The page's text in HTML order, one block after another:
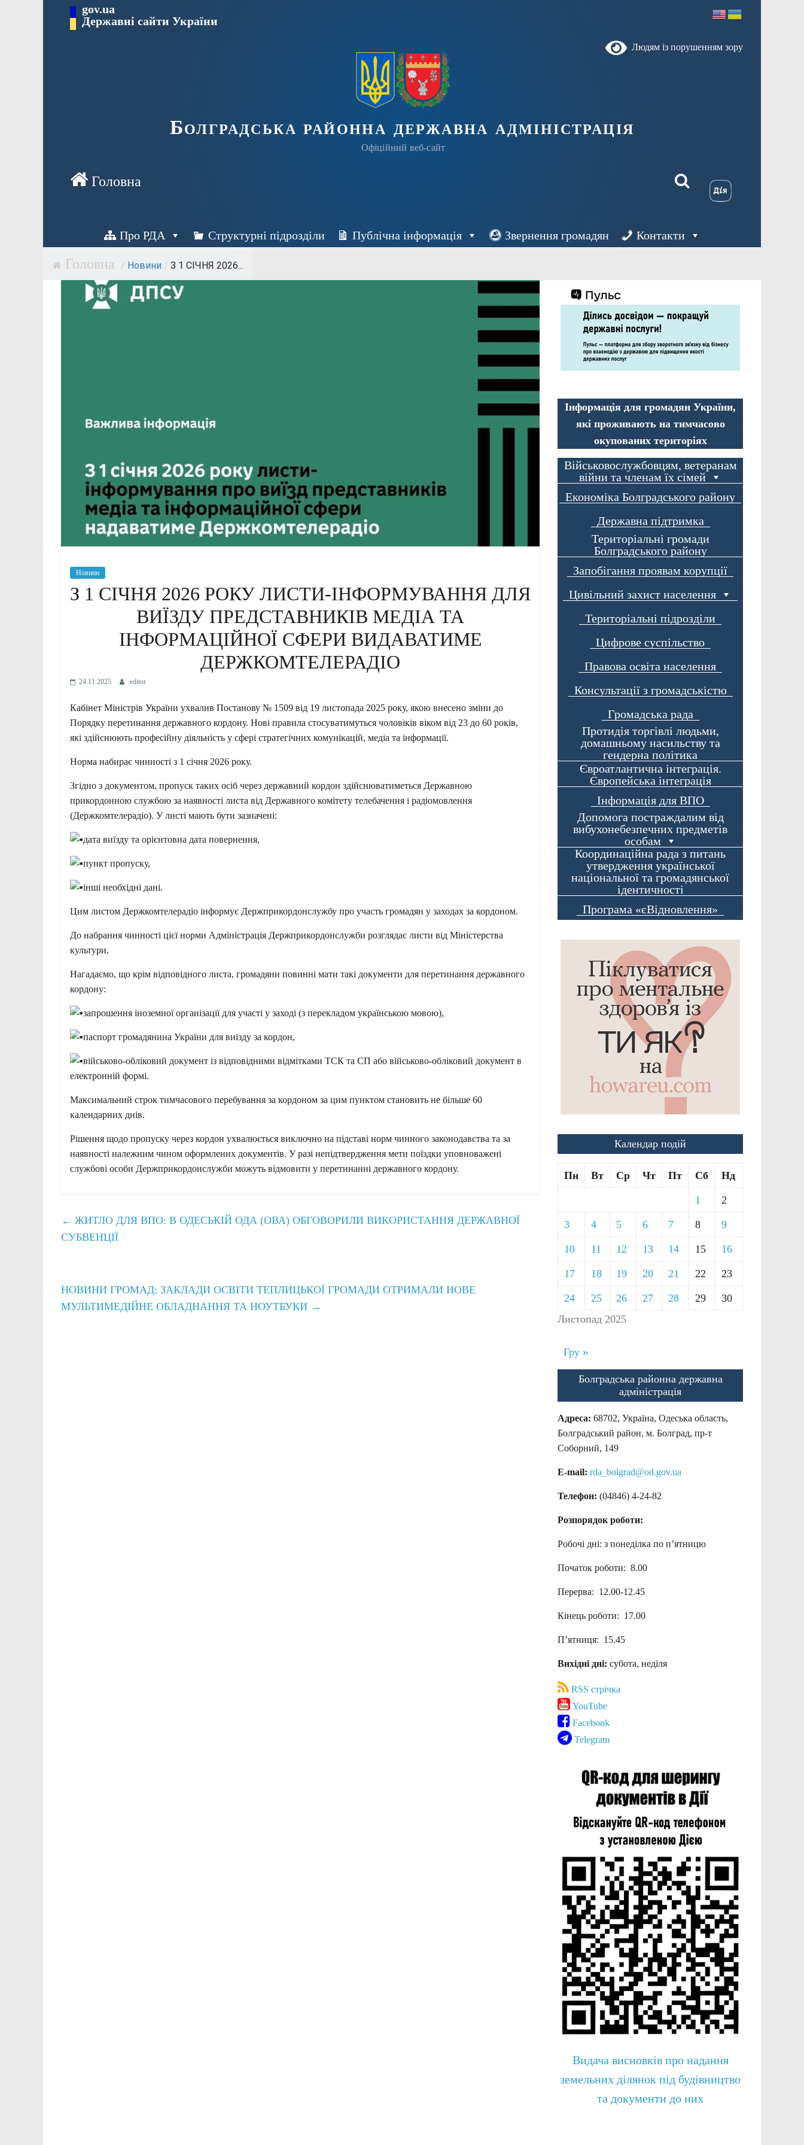
Перейти gov.ua
Державні сайти України
Людям із порушенням зору
Болградська районна державна адміністрація
Офіційний веб-сайт
Про РДА Структурні підрозділи Публічна інформація Звернення громадян Контакти
/ Новини / З 1 СІЧНЯ 2026...
Новини
З 1 СІЧНЯ 2026 РОКУ ЛИСТИ-ІНФОРМУВАННЯ ДЛЯ
ВИЇЗДУ ПРЕДСТАВНИКІВ МЕДІА ТА
ІНФОРМАЦІЙНОЇ СФЕРИ ВИДАВАТИМЕ
ДЕРЖКОМТЕЛЕРАДІО
24.11.2025 editor
Кабінет Міністрів України ухвалив Постанову № 1509 від 19 листопада 2025 року, якою внесено зміни до
Порядку перетинання державного кордону. Нові правила стосуватимуться чоловіків віком від 23 до 60 років,
які здійснюють професійну діяльність у сфері стратегічних комунікацій, медіа та інформації.
Норма набирає чинності з 1 січня 2026 року.
Згідно з документом, пропуск таких осіб через державний кордон здійснюватиметься Державною
прикордонною службою за наявності листа від Державного комітету телебачення і радіомовлення
(Держкомтелерадіо). У листі мають бути зазначені:
дата виїзду та орієнтовна дата повернення,
пункт пропуску,
інші необхідні дані.
Цим листом Держкомтелерадіо інформує Держприкордонслужбу про участь громадян у заходах за кордоном.
До набрання чинності цієї норми Адміністрація Держприкордонслужби розглядає листи від Міністерства
культури.
Нагадаємо, що крім відповідного листа, громадяни повинні мати такі документи для перетинання державного
кордону:
запрошення іноземної організації для участі у заході (з перекладом українською мовою),
паспорт громадянина України для виїзду за кордон,
військово-обліковий документ із відповідними відмітками ТСК та СП або військово-обліковий документ в
електронній формі.
Максимальний строк тимчасового перебування за кордоном за цим пунктом становить не більше 60
календарних днів.
Рішення щодо пропуску через кордон ухвалюється виключно на підставі норм чинного законодавства та за
наявності належним чином оформлених документів. У разі непідтвердження мети поїздки уповноважені
службові особи Держприкордонслужби можуть відмовити у перетинанні державного кордону.
← ЖИТЛО ДЛЯ ВПО: В ОДЕСЬКІЙ ОДА (ОВА) ОБГОВОРИЛИ ВИКОРИСТАННЯ ДЕРЖАВНОЇ
СУБВЕНЦІЇ
НОВИНИ ГРОМАД: ЗАКЛАДИ ОСВІТИ ТЕПЛИЦЬКОЇ ГРОМАДИ ОТРИМАЛИ НОВЕ
МУЛЬТИМЕДІЙНЕ ОБЛАДНАННЯ ТА НОУТБУКИ →
Інформація для громадян України,
які проживають на тимчасово
окупованих територіях
Військовослужбовцям, ветеранам
війни та членам їх сімей
Економіка Болградського району
Державна підтримка
Територіальні громади
Болградського району
Запобігання проявам корупції
Цивільний захист населення
Територіальні підрозділи
Цифрове суспільство
Правова освіта населення
Консультації з громадськістю
Громадська рада
Протидія торгівлі людьми,
домашньому насильству та
гендерна політика
Євроатлантична інтеграція.
Європейська інтеграція
Інформація для ВПО
Допомога постраждалим від
вибухонебезпечних предметів
особам
Координаційна рада з питань
утвердження української
національної та громадянської
ідентичності
Програма «єВідновлення»
Календар подій
Листопад 2025
Пн Вт Ср Чт Пт Сб Нд
1 2
3 4 5 6 7 8 9
10 11 12 13 14 15 16
17 18 19 20 21 22 23
24 25 26 27 28 29 30
Гру »
Болградська районна державна
адміністрація
Адреса: 68702, Україна, Одеська область,
Болградський район, м. Болград, пр-т
Соборний, 149
E-mail: rda_bolgrad@od.gov.ua
Телефон: (04846) 4-24-82
Розпорядок роботи:
Робочі дні: з понеділка по п’ятницю
Початок роботи: 8.00
Перерва: 12.00-12.45
Кінець роботи: 17.00
П’ятниця: 15.45
Вихідні дні: субота, неділя
RSS стрічка
YouTube
Facebook
Telegram
Видача висновків про надання
земельних ділянок під будівництво
та документи до них